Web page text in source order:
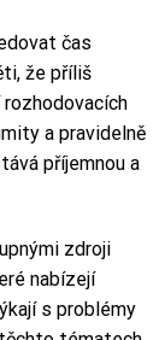
čas
že příliš
a pravidelně
příjemnou a
zdroji
nabízejí
s problémy